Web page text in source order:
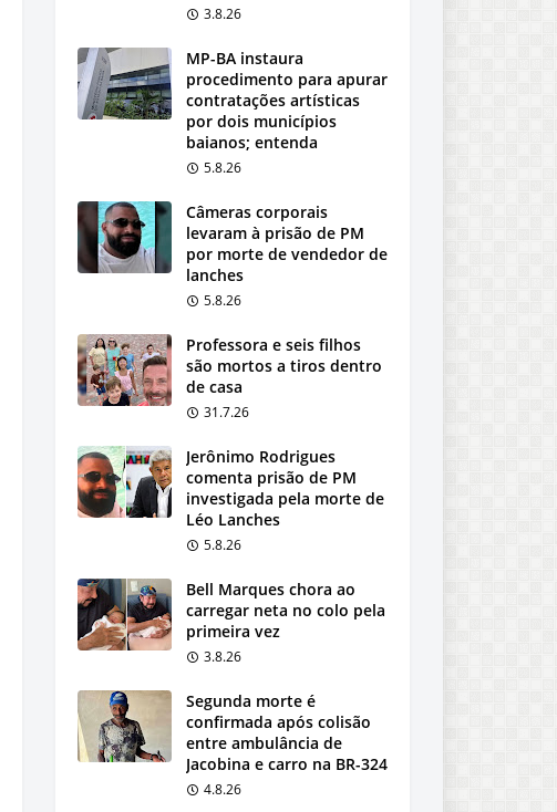
3.8.26
MP-BA instaura
procedimento para apurar
contratações artísticas
por dois municípios
baianos; entenda
5.8.26
Câmeras corporais
levaram à prisão de PM
por morte de vendedor de
lanches
5.8.26
Professora e seis filhos
são mortos a tiros dentro
de casa
31.7.26
Jerônimo Rodrigues
comenta prisão de PM
investigada pela morte de
Léo Lanches
5.8.26
Bell Marques chora ao
carregar neta no colo pela
primeira vez
3.8.26
Segunda morte é
confirmada após colisão
entre ambulância de
Jacobina e carro na BR-324
4.8.26